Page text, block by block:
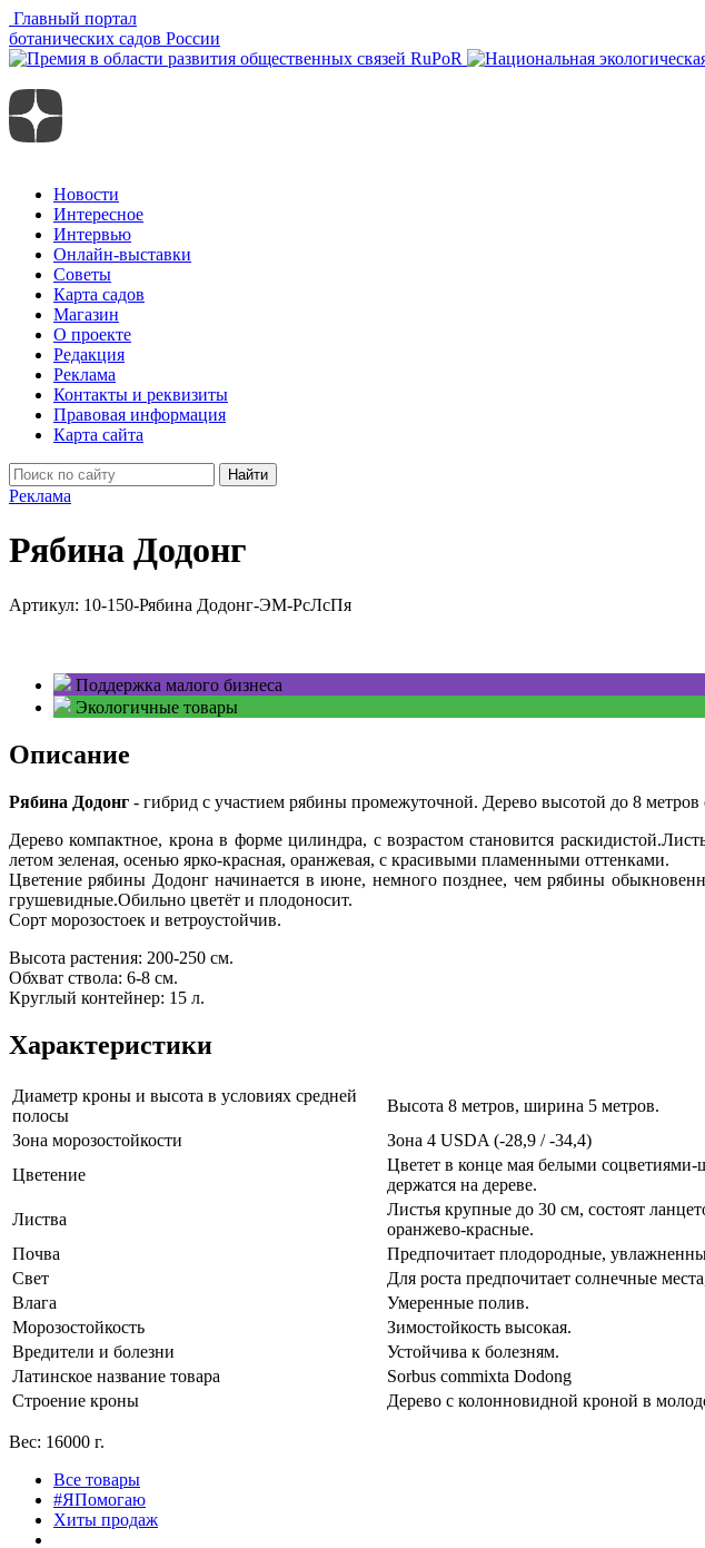
Главный портал
ботанических садов России
Новости
Интересное
Интервью
Онлайн-выставки
Советы
Карта садов
Магазин
О проекте
Редакция
Реклама
Контакты и реквизиты
Правовая информация
Карта сайта
Найти
Реклама
Рябина Додонг
Артикул: 10-150-Рябина Додонг-ЭМ-РсЛсПя
Поддержка малого бизнеса
Экологичные товары
Описание
Рябина Додонг - гибрид с участием рябины промежуточной. Дерево высотой до 8
Дерево компактное, крона в форме цилиндра, с возрастом становится
летом зеленая, осенью ярко-красная, оранжевая, с красивыми пламенными оттенками.
Цветение рябины Додонг начинается в июне, немного позднее, чем рябины
грушевидные.Обильно цветёт и плодоносит.
Сорт морозостоек и ветроустойчив.
Высота растения: 200-250 см.
Обхват ствола: 6-8 см.
Круглый контейнер: 15 л.
Характеристики
Диаметр кроны и высота в условиях средней
полосы
Высота 8 метров, ширина 5 метров.
Зона морозостойкости
Зона 4 USDA (-28,9 / -34,4)
Цветение
Цветет в конце мая белыми
держатся на дереве.
Листва
Листья крупные до 30 см, состоят
оранжево-красные.
Почва
Предпочитает плодородные,
Свет
Для роста предпочитает солнечные
Влага
Умеренные полив.
Морозостойкость
Зимостойкость высокая.
Вредители и болезни
Устойчива к болезням.
Латинское название товара
Sorbus commixta Dodong
Строение кроны
Дерево с колонновидной кроной в
Вес: 16000 г.
Все товары
#ЯПомогаю
Хиты продаж